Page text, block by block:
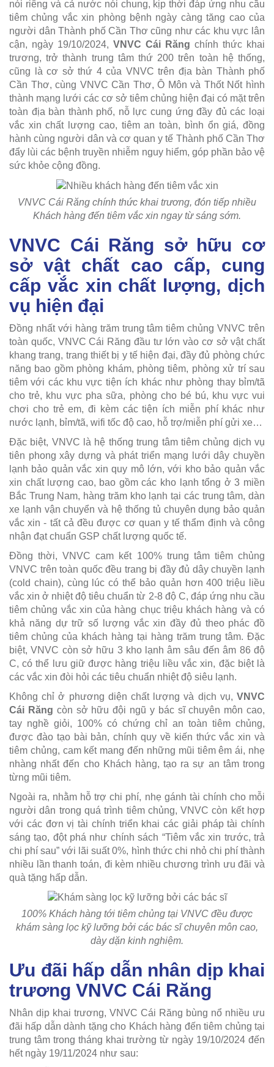
nói riêng và cả nước nói chung, kịp thời đáp ứng nhu cầu
tiêm chủng vắc xin phòng bệnh ngày càng tăng cao của
người dân Thành phố Cần Thơ cũng như các khu vực lân
cận, ngày 19/10/2024, VNVC Cái Răng chính thức khai
trương, trở thành trung tâm thứ 200 trên toàn hệ thống,
cũng là cơ sở thứ 4 của VNVC trên địa bàn Thành phố
Cần Thơ, cùng VNVC Cần Thơ, Ô Môn và Thốt Nốt hình
thành mạng lưới các cơ sở tiêm chủng hiện đại có mặt trên
toàn địa bàn thành phố, nỗ lực cung ứng đầy đủ các loại
vắc xin chất lượng cao, tiêm an toàn, bình ổn giá, đồng
hành cùng người dân và cơ quan y tế Thành phố Cần Thơ
đẩy lùi các bệnh truyền nhiễm nguy hiểm, góp phần bảo vệ
sức khỏe cộng đồng.
VNVC Cái Răng chính thức khai trương, đón tiếp nhiều
Khách hàng đến tiêm vắc xin ngay từ sáng sớm.
VNVC Cái Răng sở hữu cơ
sở vật chất cao cấp, cung
cấp vắc xin chất lượng, dịch
vụ hiện đại
Đồng nhất với hàng trăm trung tâm tiêm chủng VNVC trên
toàn quốc, VNVC Cái Răng đầu tư lớn vào cơ sở vật chất
khang trang, trang thiết bị y tế hiện đại, đầy đủ phòng chức
năng bao gồm phòng khám, phòng tiêm, phòng xử trí sau
tiêm với các khu vực tiện ích khác như phòng thay bỉm/tã
cho trẻ, khu vực pha sữa, phòng cho bé bú, khu vực vui
chơi cho trẻ em, đi kèm các tiện ích miễn phí khác như
nước lạnh, bỉm/tã, wifi tốc độ cao, hỗ trợ/miễn phí gửi xe…
Đặc biệt, VNVC là hệ thống trung tâm tiêm chủng dịch vụ
tiên phong xây dựng và phát triển mạng lưới dây chuyền
lạnh bảo quản vắc xin quy mô lớn, với kho bảo quản vắc
xin chất lượng cao, bao gồm các kho lạnh tổng ở 3 miền
Bắc Trung Nam, hàng trăm kho lạnh tại các trung tâm, dàn
xe lạnh vận chuyển và hệ thống tủ chuyên dụng bảo quản
vắc xin - tất cả đều được cơ quan y tế thẩm định và công
nhận đạt chuẩn GSP chất lượng quốc tế.
Đồng thời, VNVC cam kết 100% trung tâm tiêm chủng
VNVC trên toàn quốc đều trang bị đầy đủ dây chuyền lạnh
(cold chain), cùng lúc có thể bảo quản hơn 400 triệu liều
vắc xin ở nhiệt độ tiêu chuẩn từ 2-8 độ C, đáp ứng nhu cầu
tiêm chủng vắc xin của hàng chục triệu khách hàng và có
khả năng dự trữ số lượng vắc xin đầy đủ theo phác đồ
tiêm chủng của khách hàng tại hàng trăm trung tâm. Đặc
biệt, VNVC còn sở hữu 3 kho lạnh âm sâu đến âm 86 độ
C, có thể lưu giữ được hàng triệu liều vắc xin, đặc biệt là
các vắc xin đòi hỏi các tiêu chuẩn nhiệt độ siêu lạnh.
Không chỉ ở phương diện chất lượng và dịch vụ, VNVC
Cái Răng còn sở hữu đội ngũ y bác sĩ chuyên môn cao,
tay nghề giỏi, 100% có chứng chỉ an toàn tiêm chủng,
được đào tạo bài bản, chính quy về kiến thức vắc xin và
tiêm chủng, cam kết mang đến những mũi tiêm êm ái, nhẹ
nhàng nhất đến cho Khách hàng, tạo ra sự an tâm trong
từng mũi tiêm.
Ngoài ra, nhằm hỗ trợ chi phí, nhẹ gánh tài chính cho mỗi
người dân trong quá trình tiêm chủng, VNVC còn kết hợp
với các đơn vị tài chính triển khai các giải pháp tài chính
sáng tạo, đột phá như chính sách “Tiêm vắc xin trước, trả
chi phí sau” với lãi suất 0%, hình thức chi nhỏ chi phí thành
nhiều lần thanh toán, đi kèm nhiều chương trình ưu đãi và
quà tặng hấp dẫn.
100% Khách hàng tới tiêm chủng tại VNVC đều được
khám sàng lọc kỹ lưỡng bởi các bác sĩ chuyên môn cao,
dày dặn kinh nghiệm.
Ưu đãi hấp dẫn nhân dịp khai
trương VNVC Cái Răng
Nhân dịp khai trương, VNVC Cái Răng bùng nổ nhiều ưu
đãi hấp dẫn dành tặng cho Khách hàng đến tiêm chủng tại
trung tâm trong tháng khai trường từ ngày 19/10/2024 đến
hết ngày 19/11/2024 như sau: